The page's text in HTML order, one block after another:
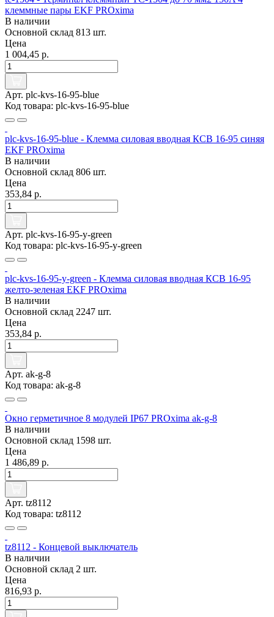
клеммные пары EKF PROxima
В наличии
Основной склад 813 шт.
Цена
1 004,45 р.
Арт. plc-kvs-16-95-blue
Код товара: plc-kvs-16-95-blue
plc-kvs-16-95-blue - Клемма силовая вводная КСВ 16-95 синяя
EKF PROxima
В наличии
Основной склад 806 шт.
Цена
353,84 р.
Арт. plc-kvs-16-95-y-green
Код товара: plc-kvs-16-95-y-green
plc-kvs-16-95-y-green - Клемма силовая вводная КСВ 16-95
желто-зеленая EKF PROxima
В наличии
Основной склад 2247 шт.
Цена
353,84 р.
Арт. ak-g-8
Код товара: ak-g-8
Окно герметичное 8 модулей IP67 PROxima ak-g-8
В наличии
Основной склад 1598 шт.
Цена
1 486,89 р.
Арт. tz8112
Код товара: tz8112
tz8112 - Концевой выключатель
В наличии
Основной склад 2 шт.
Цена
816,93 р.